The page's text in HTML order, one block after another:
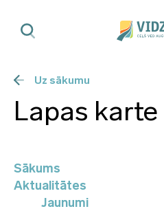
Uz sākumu
Lapas karte
Sākums
Aktualitātes
Jaunumi